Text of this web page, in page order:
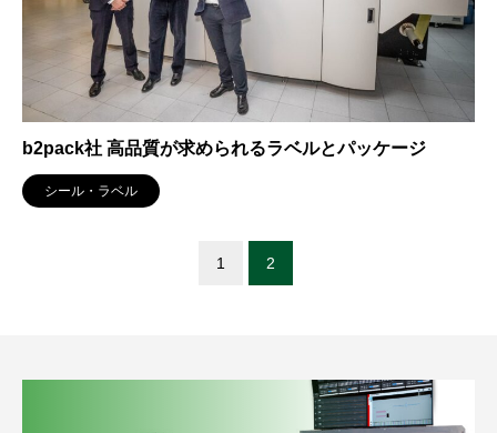
b2pack社 高品質が求められるラベルとパッケージ
シール・ラベル
1 2